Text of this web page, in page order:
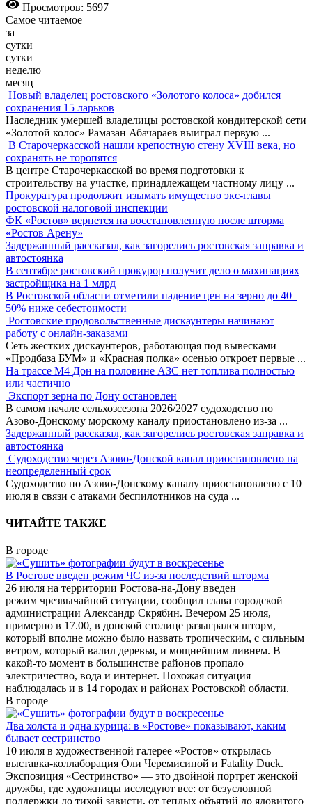
Просмотров: 5697
Самое читаемое
за
сутки
сутки
неделю
месяц
Новый владелец ростовского «Золотого колоса» добился
сохранения 15 ларьков
Наследник умершей владелицы ростовской кондитерской сети
«Золотой колос» Рамазан Абачараев выиграл первую ...
В Старочеркасской нашли крепостную стену XVIII века, но
сохранять не торопятся
В центре Старочеркасской во время подготовки к
строительству на участке, принадлежащем частному лицу ...
Прокуратура продолжит изымать имущество экс-главы
ростовской налоговой инспекции
ФК «Ростов» вернется на восстановленную после шторма
«Ростов Арену»
Задержанный рассказал, как загорелись ростовская заправка и
автостоянка
В сентябре ростовский прокурор получит дело о махинациях
застройщика на 1 млрд
В Ростовской области отметили падение цен на зерно до 40–
50% ниже себестоимости
Ростовские продовольственные дискаунтеры начинают
работу с онлайн-заказами
Сеть жестких дискаунтеров, работающая под вывесками
«Продбаза БУМ» и «Красная полка» осенью откроет первые ...
На трассе М4 Дон на половине АЗС нет топлива полностью
или частично
Экспорт зерна по Дону остановлен
В самом начале сельхозсезона 2026/2027 судоходство по
Азово-Донскому морскому каналу приостановлено из-за ...
Задержанный рассказал, как загорелись ростовская заправка и
автостоянка
Судоходство через Азово-Донской канал приостановлено на
неопределенный срок
Судоходство по Азово-Донскому каналу приостановлено с 10
июля в связи с атаками беспилотников на суда ...
ЧИТАЙТЕ ТАКЖЕ
В городе
В Ростове введен режим ЧС из-за последствий шторма
26 июля на территории Ростова-на-Дону введен
режим чрезвычайной ситуации, сообщил глава городской
администрации Александр Скрябин. Вечером 25 июля,
примерно в 17.00, в донской столице разыгрался шторм,
который вполне можно было назвать тропическим, с сильным
ветром, который валил деревья, и мощнейшим ливнем. В
какой-то момент в большинстве районов пропало
электричество, вода и интернет. Похожая ситуация
наблюдалась и в 14 городах и районах Ростовской области.
В городе
Два холста и одна курица: в «Ростове» показывают, каким
бывает сестринство
10 июля в художественной галерее «Ростов» открылась
выставка-коллаборация Оли Черемисиной и Fatality Duck.
Экспозиция «Сестринство» — это двойной портрет женской
дружбы, где художницы исследуют все: от безусловной
поддержки до тихой зависти, от теплых объятий до ядовитого